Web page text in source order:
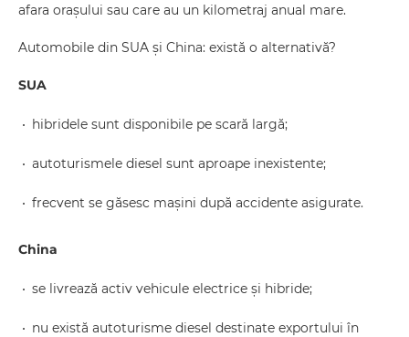
afara orașului sau care au un kilometraj anual mare.
Automobile din SUA și China: există o alternativă?
SUA
hibridele sunt disponibile pe scară largă;
autoturismele diesel sunt aproape inexistente;
frecvent se găsesc mașini după accidente asigurate.
China
se livrează activ vehicule electrice și hibride;
nu există autoturisme diesel destinate exportului în